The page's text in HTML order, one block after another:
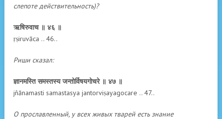
слепоте действительность)?
ऋषिरुवाच ॥ ४६ ॥
ṛṣiruvāca .. 46..
Риши сказал:
ज्ञानमस्ति समस्तस्य जन्तोर्विषयगोचरे ॥ ४७ ॥
jñānamasti samastasya jantorviṣayagocare .. 47..
О прославленный, у всех живых тварей есть знание